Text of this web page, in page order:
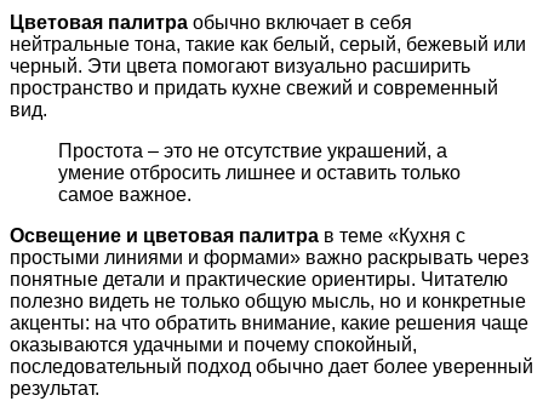
Цветовая палитра обычно включает в себя
нейтральные тона, такие как белый, серый, бежевый или
черный. Эти цвета помогают визуально расширить
пространство и придать кухне свежий и современный
вид.
Простота – это не отсутствие украшений, а
умение отбросить лишнее и оставить только
самое важное.
Освещение и цветовая палитра в теме «Кухня с
простыми линиями и формами» важно раскрывать через
понятные детали и практические ориентиры. Читателю
полезно видеть не только общую мысль, но и конкретные
акценты: на что обратить внимание, какие решения чаще
оказываются удачными и почему спокойный,
последовательный подход обычно дает более уверенный
результат.